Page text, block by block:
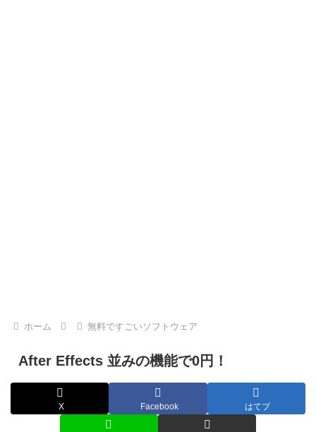
ホーム 無料ですごいソフトウェア
After Effects 並みの機能で0円！
X Facebook はてブ